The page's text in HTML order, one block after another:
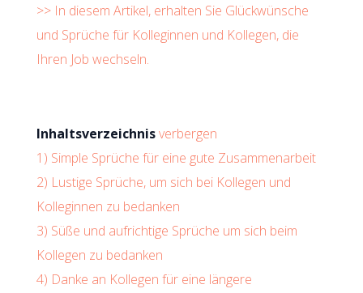
>> In diesem Artikel, erhalten Sie Glückwünsche
und Sprüche für Kolleginnen und Kollegen, die
Ihren Job wechseln.
Inhaltsverzeichnisverbergen
1) Simple Sprüche für eine gute Zusammenarbeit
2) Lustige Sprüche, um sich bei Kollegen und
Kolleginnen zu bedanken
3) Süße und aufrichtige Sprüche um sich beim
Kollegen zu bedanken
4) Danke an Kollegen für eine längere